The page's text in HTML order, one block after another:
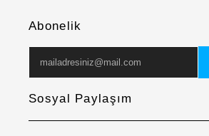
Abonelik
Sosyal Paylaşım